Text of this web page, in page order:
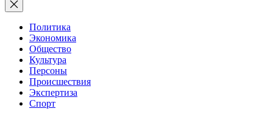
Политика
Экономика
Общество
Культура
Персоны
Происшествия
Экспертиза
Спорт